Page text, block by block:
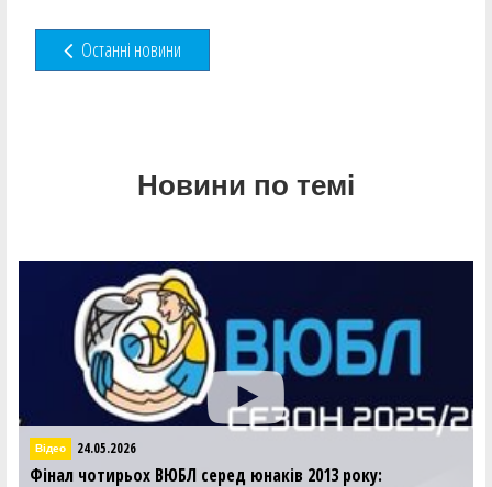
Останні новини
Новини по темі
Відео 24.05.2026
Фінал чотирьох ВЮБЛ серед юнаків 2013 року: